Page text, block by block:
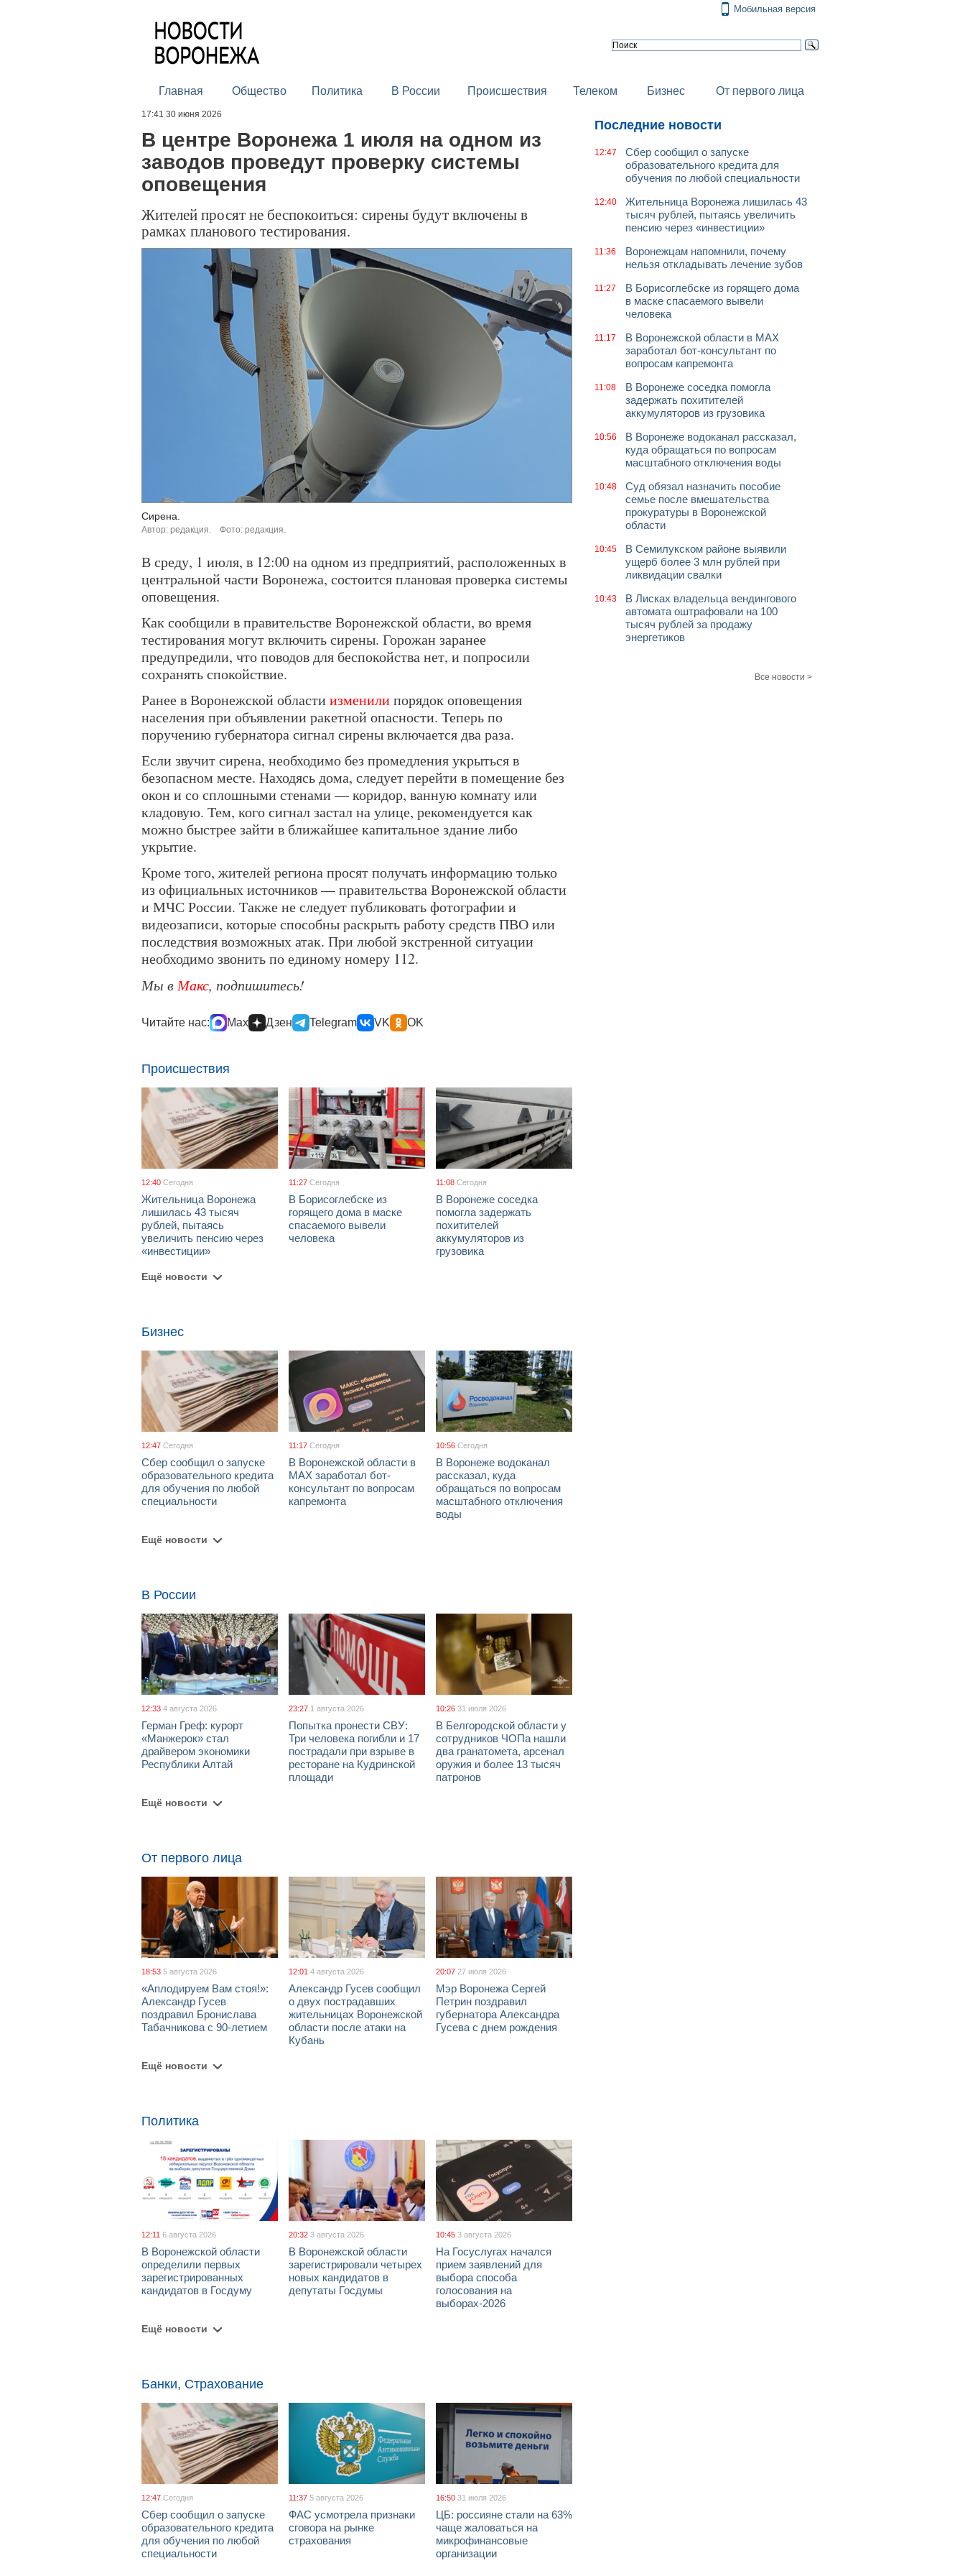
Мобильная версия
Главная Общество Политика В России Происшествия Телеком Бизнес От первого лица
17:41 30 июня 2026
В центре Воронежа 1 июля на одном из
заводов проведут проверку системы
оповещения
Жителей просят не беспокоиться: сирены будут включены в
рамках планового тестирования.
Сирена.
Автор: редакция. Фото: редакция.
В среду, 1 июля, в 12:00 на одном из предприятий, расположенных в
центральной части Воронежа, состоится плановая проверка системы
оповещения.
Как сообщили в правительстве Воронежской области, во время
тестирования могут включить сирены. Горожан заранее
предупредили, что поводов для беспокойства нет, и попросили
сохранять спокойствие.
Ранее в Воронежской области изменилипорядок оповещения
населения при объявлении ракетной опасности. Теперь по
поручению губернатора сигнал сирены включается два раза.
Если звучит сирена, необходимо без промедления укрыться в
безопасном месте. Находясь дома, следует перейти в помещение без
окон и со сплошными стенами — коридор, ванную комнату или
кладовую. Тем, кого сигнал застал на улице, рекомендуется как
можно быстрее зайти в ближайшее капитальное здание либо
укрытие.
Кроме того, жителей региона просят получать информацию только
из официальных источников — правительства Воронежской области
и МЧС России. Также не следует публиковать фотографии и
видеозаписи, которые способны раскрыть работу средств ПВО или
последствия возможных атак. При любой экстренной ситуации
необходимо звонить по единому номеру 112.
Мы в Макс, подпишитесь!
Читайте нас: Max Дзен Telegram VK OK
Происшествия
12:40 Сегодня
Жительница Воронежа
лишилась 43 тысяч
рублей, пытаясь
увеличить пенсию через
«инвестиции»
11:27 Сегодня
В Борисоглебске из
горящего дома в маске
спасаемого вывели
человека
11:08 Сегодня
В Воронеже соседка
помогла задержать
похитителей
аккумуляторов из
грузовика
Ещё новости
Бизнес
12:47 Сегодня
Сбер сообщил о запуске
образовательного кредита
для обучения по любой
специальности
11:17 Сегодня
В Воронежской области в
МАХ заработал бот-
консультант по вопросам
капремонта
10:56 Сегодня
В Воронеже водоканал
рассказал, куда
обращаться по вопросам
масштабного отключения
воды
Ещё новости
В России
12:33 4 августа 2026
Герман Греф: курорт
«Манжерок» стал
драйвером экономики
Республики Алтай
23:27 1 августа 2026
Попытка пронести СВУ:
Три человека погибли и 17
пострадали при взрыве в
ресторане на Кудринской
площади
10:26 31 июля 2026
В Белгородской области у
сотрудников ЧОПа нашли
два гранатомета, арсенал
оружия и более 13 тысяч
патронов
Ещё новости
От первого лица
18:53 5 августа 2026
«Аплодируем Вам стоя!»:
Александр Гусев
поздравил Бронислава
Табачникова с 90-летием
12:01 4 августа 2026
Александр Гусев сообщил
о двух пострадавших
жительницах Воронежской
области после атаки на
Кубань
20:07 27 июля 2026
Мэр Воронежа Сергей
Петрин поздравил
губернатора Александра
Гусева с днем рождения
Ещё новости
Политика
12:11 6 августа 2026
В Воронежской области
определили первых
зарегистрированных
кандидатов в Госдуму
20:32 3 августа 2026
В Воронежской области
зарегистрировали четырех
новых кандидатов в
депутаты Госдумы
10:45 3 августа 2026
На Госуслугах начался
прием заявлений для
выбора способа
голосования на
выборах-2026
Ещё новости
Банки, Страхование
12:47 Сегодня
Сбер сообщил о запуске
образовательного кредита
для обучения по любой
специальности
11:37 5 августа 2026
ФАС усмотрела признаки
сговора на рынке
страхования
16:50 31 июля 2026
ЦБ: россияне стали на 63%
чаще жаловаться на
микрофинансовые
организации
Последние новости
12:47
Сбер сообщил о запуске
образовательного кредита для
обучения по любой специальности
12:40
Жительница Воронежа лишилась 43
тысяч рублей, пытаясь увеличить
пенсию через «инвестиции»
11:36
Воронежцам напомнили, почему
нельзя откладывать лечение зубов
11:27
В Борисоглебске из горящего дома
в маске спасаемого вывели
человека
11:17
В Воронежской области в МАХ
заработал бот-консультант по
вопросам капремонта
11:08
В Воронеже соседка помогла
задержать похитителей
аккумуляторов из грузовика
10:56
В Воронеже водоканал рассказал,
куда обращаться по вопросам
масштабного отключения воды
10:48
Суд обязал назначить пособие
семье после вмешательства
прокуратуры в Воронежской
области
10:45
В Семилукском районе выявили
ущерб более 3 млн рублей при
ликвидации свалки
10:43
В Лисках владельца вендингового
автомата оштрафовали на 100
тысяч рублей за продажу
энергетиков
Все новости >